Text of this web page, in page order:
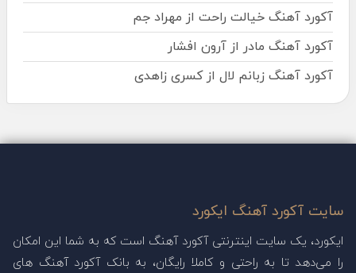
آکورد آهنگ خیالت راحت از مهراد جم
آکورد آهنگ مادر از آرون افشار
آکورد آهنگ زبانم لال از کسری زاهدی
سایت آکورد آهنگ ایکورد
ایکورد، یک سایت اینترنتی آکورد آهنگ است که به شما این امکان
را می‌دهد تا به راحتی و کاملا رایگان، به بانک آکورد آهنگ های